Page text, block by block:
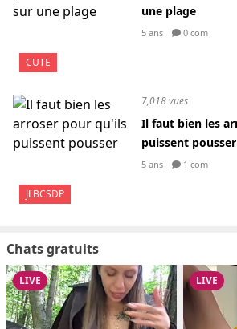
CUTE
une plage
5 ans 0 com
JLBCSDP
7,018 vues
Il faut bien les
puissent pousser
5 ans 1 com
Chats gratuits